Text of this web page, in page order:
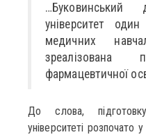
…Буковинський
університет
медичних
зреалізована
фармацевтичної
До слова,
університеті розпочато